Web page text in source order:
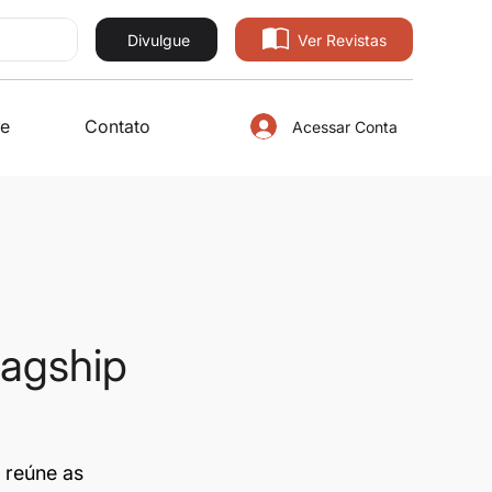
Divulgue Ver Revistas
Contato Acessar Conta
reúne as